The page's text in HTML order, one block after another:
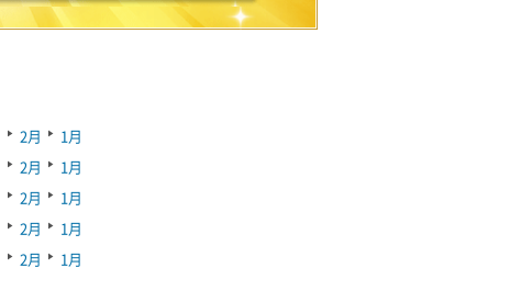
2月
1月
2月
1月
2月
1月
2月
1月
2月
1月